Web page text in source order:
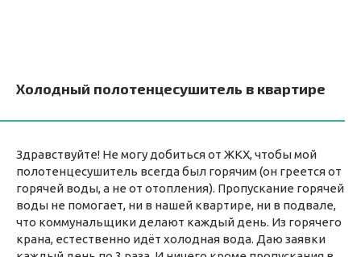
Холодный полотенцесушитель в квартире
Здравствуйте! Не могу добиться от ЖКХ, чтобы мой
полотенцесушитель всегда был горячим (он греется от
горячей воды, а не от отопления). Пропускание горячей
воды не помогает, ни в нашей квартире, ни в подвале,
что коммунальщики делают каждый день. Из горячего
крана, естественно идёт холодная вода. Даю заявки